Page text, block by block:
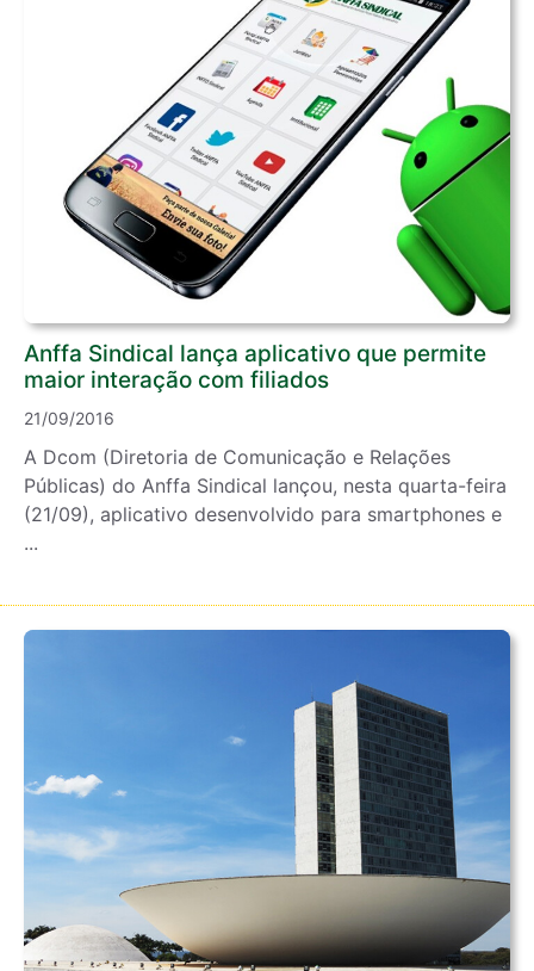
Anffa Sindical lança aplicativo que permite
maior interação com filiados
21/09/2016
A Dcom (Diretoria de Comunicação e Relações
Públicas) do Anffa Sindical lançou, nesta quarta-feira
(21/09), aplicativo desenvolvido para smartphones e
...